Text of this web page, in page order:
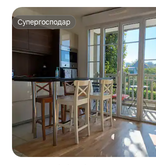
Супергосподар
Супергосподар